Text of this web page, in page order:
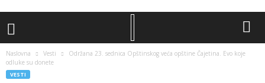
Naslovna Vesti
Održana 23. sednica Opštinskog veća opštine Čajetina. Evo koje
odluke su donete
VESTI